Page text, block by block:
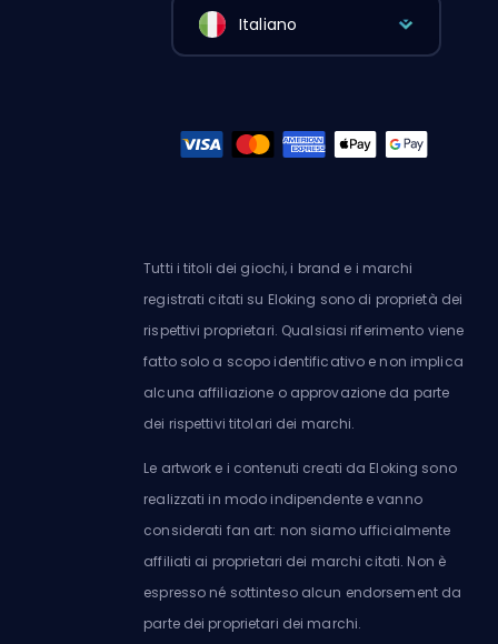
Italiano
Tutti i titoli dei giochi, i brand e i marchi
registrati citati su Eloking sono di proprietà dei
rispettivi proprietari. Qualsiasi riferimento viene
fatto solo a scopo identificativo e non implica
alcuna affiliazione o approvazione da parte
dei rispettivi titolari dei marchi.
Le artwork e i contenuti creati da Eloking sono
realizzati in modo indipendente e vanno
considerati fan art: non siamo ufficialmente
affiliati ai proprietari dei marchi citati. Non è
espresso né sottinteso alcun endorsement da
parte dei proprietari dei marchi.